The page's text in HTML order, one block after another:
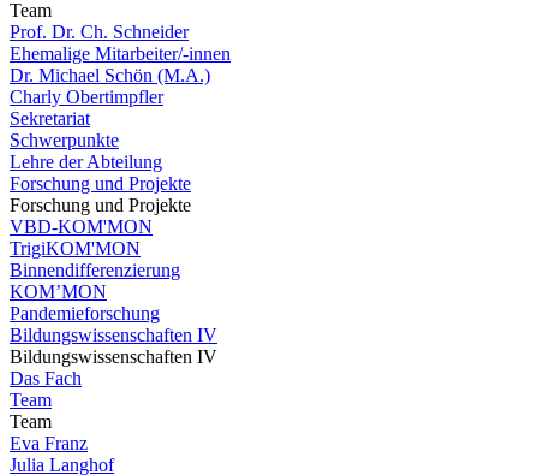
Team
Prof. Dr. Ch. Schneider
Ehemalige Mitarbeiter/-innen
Dr. Michael Schön (M.A.)
Charly Obertimpfler
Sekretariat
Schwerpunkte
Lehre der Abteilung
Forschung und Projekte
Forschung und Projekte
VBD-KOM'MON
TrigiKOM'MON
Binnendifferenzierung
KOM’MON
Pandemieforschung
Bildungswissenschaften IV
Bildungswissenschaften IV
Das Fach
Team
Team
Eva Franz
Julia Langhof